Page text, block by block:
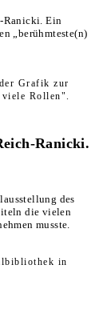
Ranicki. Ein
„berühmteste(n)
Ranicki.
des
die vielen
musste.